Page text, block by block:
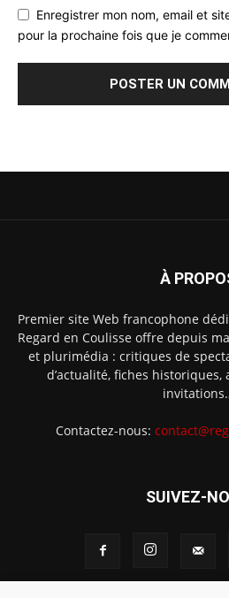
Enregistrer mon nom, email et
pour la prochaine fois que je
À
Premier site Web francophone
Regard en Coulisse offre depuis
et plurimédia : critiques de
d’actualité, fiches historiques,
Contactez-nous:
SUIVEZ-